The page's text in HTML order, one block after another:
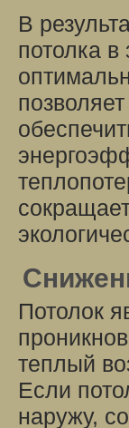
В
потолка в
Потолок
теплый
Если
наружу,